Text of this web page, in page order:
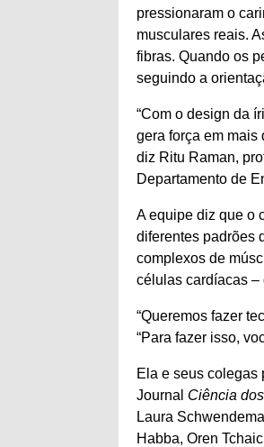
pressionaram o
musculares reais.
fibras. Quando os
seguindo a
“Com o design da
gera força em mais
diz Ritu Raman,
Departamento de
A equipe diz que o
diferentes padrões
complexos de
células cardíacas –
“Queremos fazer
“Para fazer isso,
Ela e seus colegas
Journal Ciência
Laura
Habba, Oren